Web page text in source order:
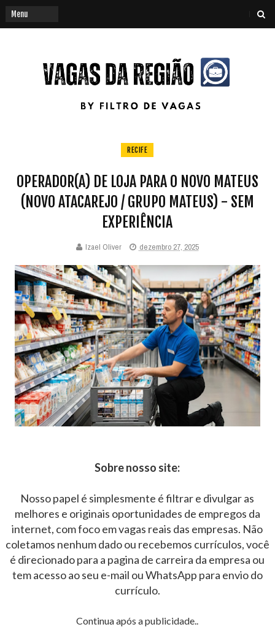
RECIFE
OPERADOR(A) DE LOJA PARA O NOVO MATEUS
(NOVO ATACAREJO / GRUPO MATEUS) - SEM
EXPERIÊNCIA
Izael Oliver dezembro 27, 2025
Sobre nosso site:
Nosso papel é simplesmente é filtrar e divulgar as
melhores e originais oportunidades de empregos da
internet, com foco em vagas reais das empresas. Não
coletamos nenhum dado ou recebemos currículos, você
é direcionado para a pagina de carreira da empresa ou
tem acesso ao seu e-mail ou WhatsApp para envio do
currículo.
Continua após a publicidade..